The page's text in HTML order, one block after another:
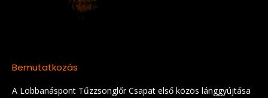
Bemutatkozás
A Lobbanáspont Tűzzsonglőr Csapat első közös lánggyújtása